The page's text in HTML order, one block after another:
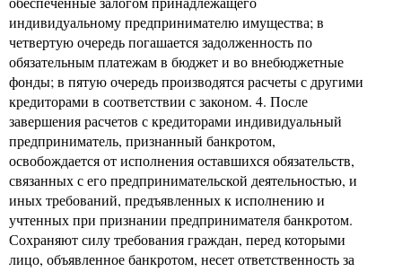
индивидуальному предпринимателю имущества; в
четвертую очередь погашается задолженность по
обязательным платежам в бюджет и во внебюджетные
фонды; в пятую очередь производятся расчеты с другими
кредиторами в соответствии с законом. 4. После
завершения расчетов с кредиторами индивидуальный
предприниматель, признанный банкротом,
освобождается от исполнения оставшихся обязательств,
связанных с его предпринимательской деятельностью, и
иных требований, предъявленных к исполнению и
учтенных при признании предпринимателя банкротом.
Сохраняют силу требования граждан, перед которыми
лицо, объявленное банкротом, несет ответственность за